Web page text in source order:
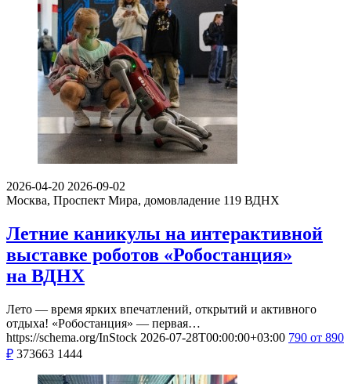
2026-04-20 2026-09-02
Москва, Проспект Мира, домовладение 119 ВДНХ
Летние каникулы на интерактивной
выставке роботов «Робостанция»
на ВДНХ
Лето — время ярких впечатлений, открытий и активного
отдыха! «Робостанция» — первая…
https://schema.org/InStock 2026-07-28T00:00:00+03:00 790 от 890
₽ 373663 1444